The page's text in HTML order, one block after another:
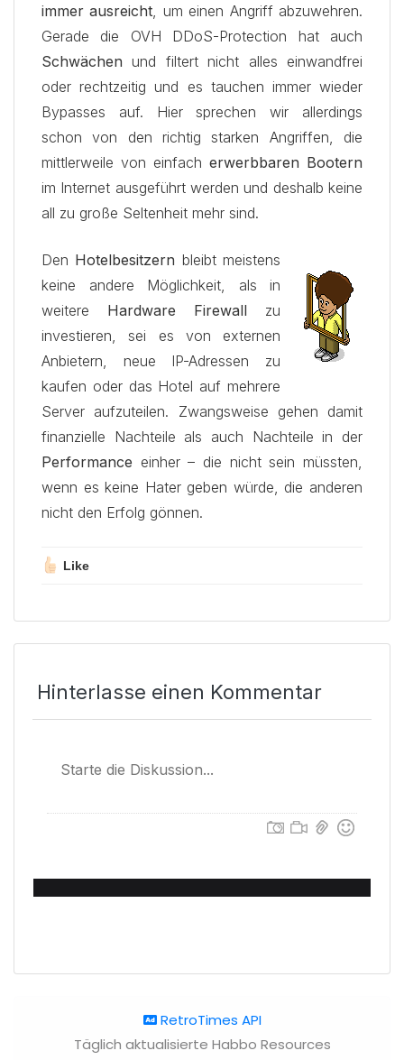
immer ausreicht, um einen Angriff abzuwehren.
Gerade die OVH DDoS-Protection hat auch
Schwächen und filtert nicht alles einwandfrei
oder rechtzeitig und es tauchen immer wieder
Bypasses auf. Hier sprechen wir allerdings
schon von den richtig starken Angriffen, die
mittlerweile von einfach erwerbbaren Bootern
im Internet ausgeführt werden und deshalb keine
all zu große Seltenheit mehr sind.
Den Hotelbesitzern bleibt meistens
keine andere Möglichkeit, als in
weitere Hardware Firewall zu
investieren, sei es von externen
Anbietern, neue IP-Adressen zu
kaufen oder das Hotel auf mehrere
Server aufzuteilen. Zwangsweise gehen damit
finanzielle Nachteile als auch Nachteile in der
Performance einher – die nicht sein müssten,
wenn es keine Hater geben würde, die anderen
nicht den Erfolg gönnen.
Like
Hinterlasse einen Kommentar
RetroTimes API
Täglich aktualisierte Habbo Resources